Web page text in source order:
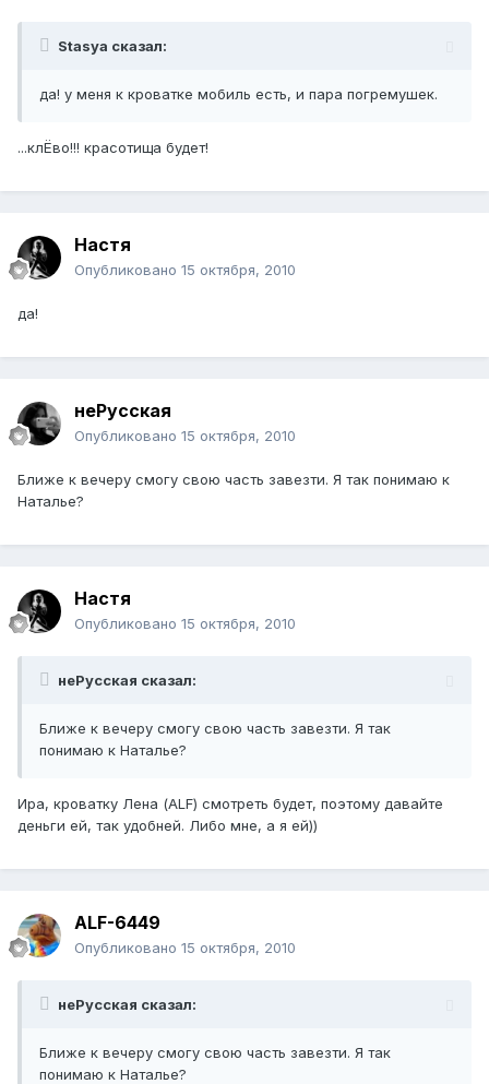
Stasya сказал:
да! у меня к кроватке мобиль есть, и пара погремушек.
...клЁво!!! красотища будет!
Hacтя
Опубликовано 15 октября, 2010
да!
неРусская
Опубликовано 15 октября, 2010
Ближе к вечеру смогу свою часть завезти. Я так понимаю к
Наталье?
Hacтя
Опубликовано 15 октября, 2010
неРусская сказал:
Ближе к вечеру смогу свою часть завезти. Я так
понимаю к Наталье?
Ира, кроватку Лена (ALF) смотреть будет, поэтому давайте
деньги ей, так удобней. Либо мне, а я ей))
ALF-6449
Опубликовано 15 октября, 2010
неРусская сказал:
Ближе к вечеру смогу свою часть завезти. Я так
понимаю к Наталье?